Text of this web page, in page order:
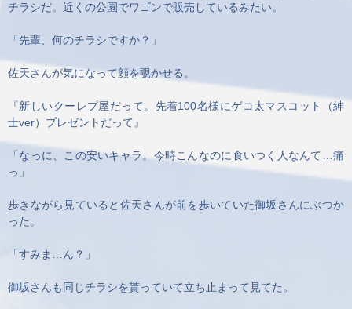
チラシだ。近くの公園でワゴンで販売しているみたい。
「先輩、何のチラシですか？」
佐天さんが気になって顔を覗かせる。
『新しいクーレプ屋だって。先着100名様にゲコ太マスコット（紳
士ver）プレゼントだって』
「なっに、この安いキャラ。今時こんなのに食いつく人なんて…痛
っ」
歩きながら見ていると佐天さんが前を歩いていた御坂さんにぶつか
った。
「すみま…ん？」
御坂さんも同じチラシを貰っていて立ち止まって見てた。